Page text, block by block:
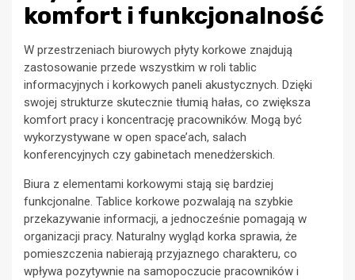
komfort i funkcjonalność
W przestrzeniach biurowych płyty korkowe znajdują
zastosowanie przede wszystkim w roli tablic
informacyjnych i korkowych paneli akustycznych. Dzięki
swojej strukturze skutecznie tłumią hałas, co zwiększa
komfort pracy i koncentrację pracowników. Mogą być
wykorzystywane w open space’ach, salach
konferencyjnych czy gabinetach menedżerskich.
Biura z elementami korkowymi stają się bardziej
funkcjonalne. Tablice korkowe pozwalają na szybkie
przekazywanie informacji, a jednocześnie pomagają w
organizacji pracy. Naturalny wygląd korka sprawia, że
pomieszczenia nabierają przyjaznego charakteru, co
wpływa pozytywnie na samopoczucie pracowników i